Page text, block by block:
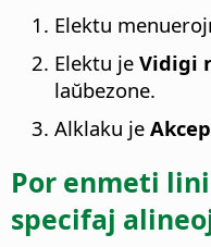
Elektu
Elektu je Vidigi
laŭbezone.
Alklaku je
Por enmeti
specifaj